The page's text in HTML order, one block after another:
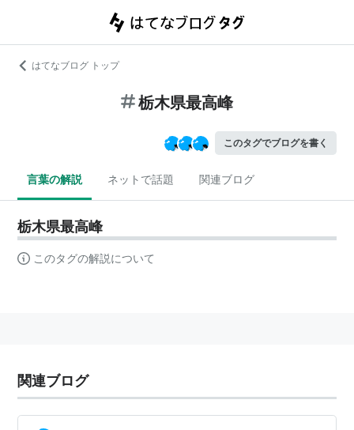
はてなブログ トップ
栃木県最高峰
このタグでブログを書く
言葉の解説 ネットで話題 関連ブログ
栃木県最高峰
このタグの解説について
関連ブログ